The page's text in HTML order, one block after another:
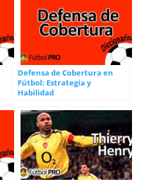
Defensa de Cobertura en
Fútbol: Estrategia y
Habilidad